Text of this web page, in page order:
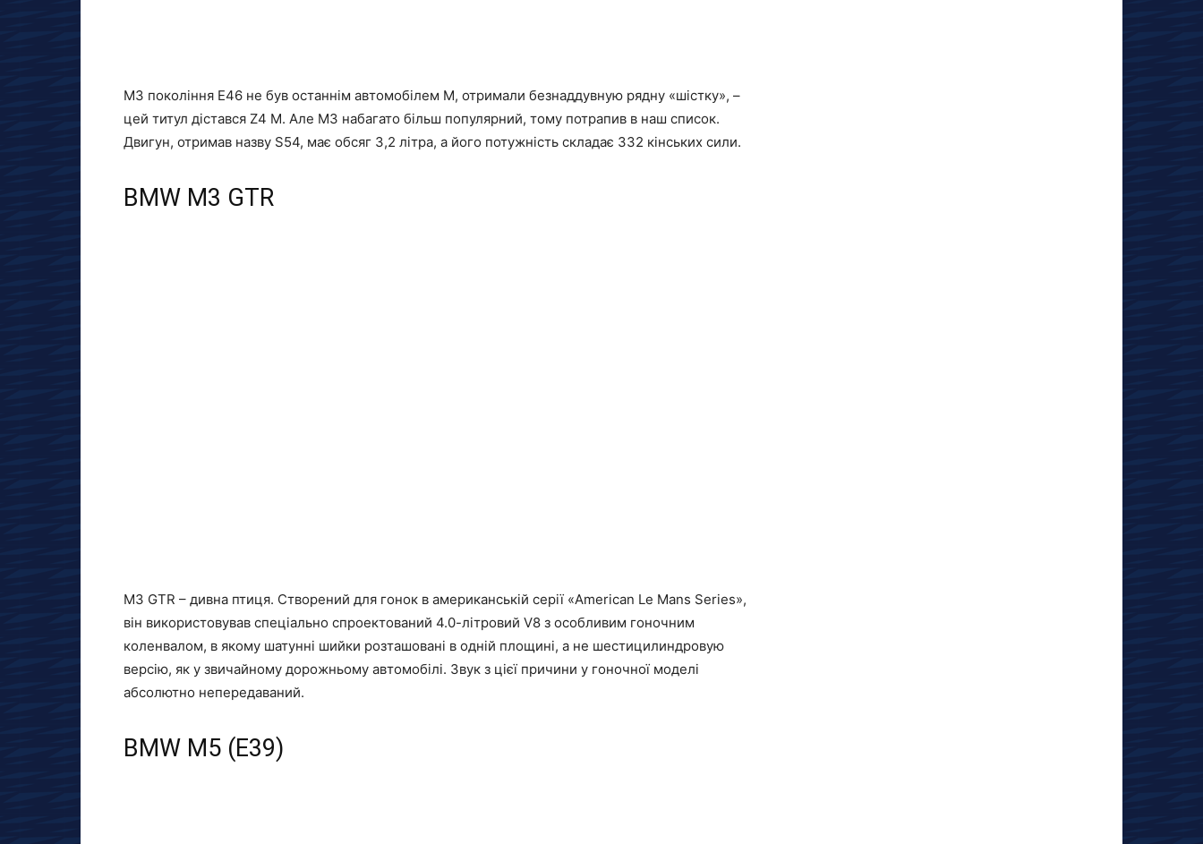
M3 покоління E46 не був останнім автомобілем M, отримали безнаддувную рядну «шістку», –
цей титул дістався Z4 M. Але M3 набагато більш популярний, тому потрапив в наш список.
Двигун, отримав назву S54, має обсяг 3,2 літра, а його потужність складає 332 кінських сили.
BMW M3 GTR
M3 GTR – дивна птиця. Створений для гонок в американській серії «American Le Mans Series»,
він використовував спеціально спроектований 4.0-літровий V8 з особливим гоночним
коленвалом, в якому шатунні шийки розташовані в одній площині, а не шестицилиндровую
версію, як у звичайному дорожньому автомобілі. Звук з цієї причини у гоночної моделі
абсолютно непередаваний.
BMW M5 (E39)